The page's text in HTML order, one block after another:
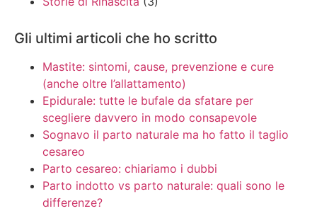
Gli ultimi articoli che ho scritto
Mastite: sintomi, cause, prevenzione e cure
(anche oltre l’allattamento)
Epidurale: tutte le bufale da sfatare per
scegliere davvero in modo consapevole
Sognavo il parto naturale ma ho fatto il taglio
cesareo
Parto cesareo: chiariamo i dubbi
Parto indotto vs parto naturale: quali sono le
differenze?